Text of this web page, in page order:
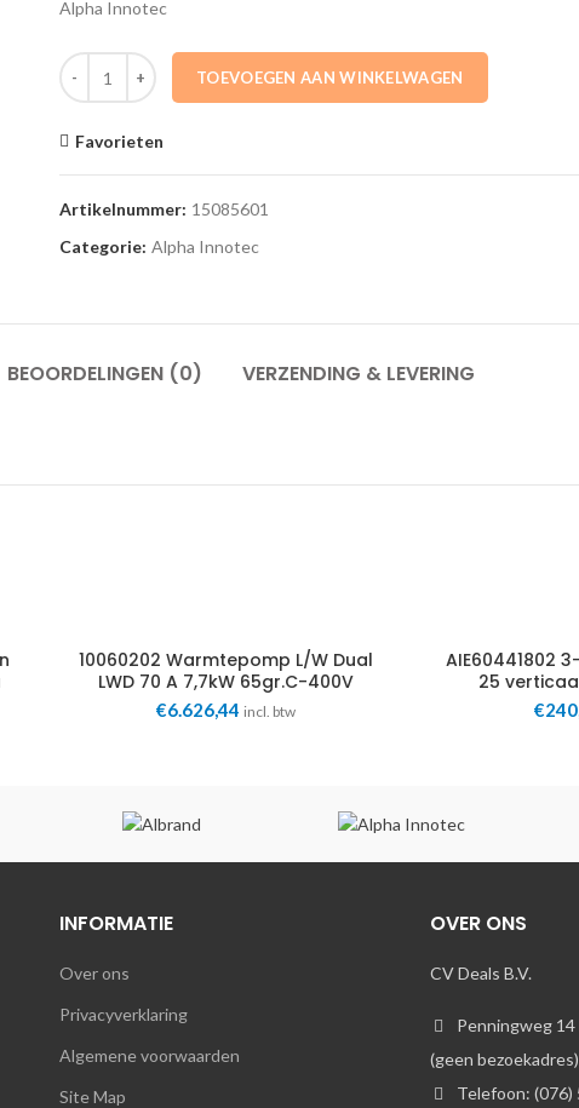
Alpha Innotec
15085601 Buffervat WTPSK 101 120ltr. Alpha Innotec aantal
TOEVOEGEN AAN WINKELWAGEN
Favorieten
Artikelnummer: 15085601
Categorie: Alpha Innotec
BEOORDELINGEN (0) VERZENDING & LEVERING
10060202 Warmtepomp L/W Dual
LWD 70 A 7,7kW 65gr.C-400V
Alpha Innotec
€6.626,44 incl. btw
AIE60441802
25
€
INFORMATIE
Over ons
Privacyverklaring
Algemene voorwaarden
Site Map
OVER ONS
CV Deals B.V.
Penningweg
(geen bezoekadres)
Telefoon: (076)